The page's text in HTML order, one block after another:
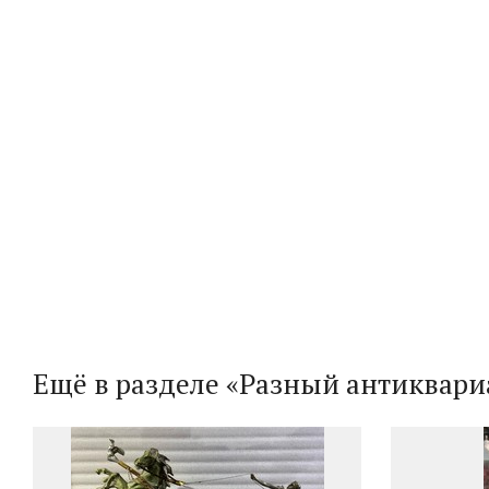
Ещё в разделе «Разный